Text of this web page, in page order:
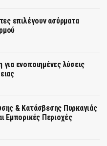
επιλέγουν ασύρματα
ενοποιημένες λύσεις
& Κατάσβεσης Πυρκαγιάς
Εμπορικές Περιοχές